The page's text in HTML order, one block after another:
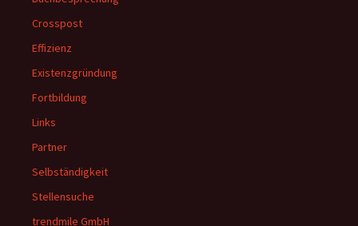
Crosspost
Effizienz
Existenzgründung
Fortbildung
Links
Partner
Selbständigkeit
Stellensuche
trendmile GmbH